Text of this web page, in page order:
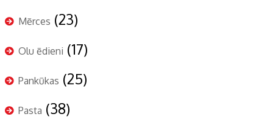
Mērces (23)
Olu ēdieni (17)
Pankūkas (25)
Pasta (38)